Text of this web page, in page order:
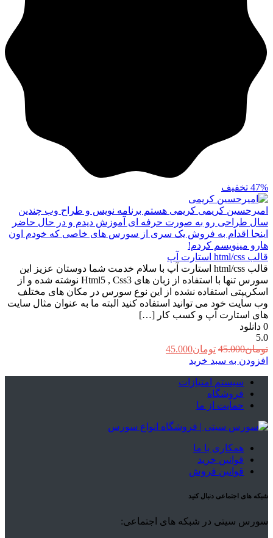
47% تخفیف
امیرحسین کریمی کریمی هستم برنامه نویس و طراح وب چندین
سال طراحی رو به صورت حرفه ای آموزش دیدم و در حال حاضر
اینجا اقدام به فروش یک سری از سورس های خاصی که خودم اون
هارو مینویسم کردم!
قالب html/css استارت آپ
قالب html/css استارت آپ با سلام خدمت شما دوستان عزیز این
سورس تنها با استفاده از زبان های Html5 , Css3 نوشته شده و از
اسکریپتی استفاده نشده از این نوع سورس در مکان های مختلف
وب سایت خود می توانید استفاده کنید البته ما به عنوان مثال سایت
های استارت آپ و کسب کار […]
0 دانلود
5.0
تومان45.000 قیمت
اصلی:
بود.
تومان45.000قیمت
افزودن به سبد خرید
سیستم امتیازات
فروشگاه
حمایت از ما
همکاری با ما
قوانین خرید
قوانین فروش
شبکه های اجتماعی دنبال کنید
سورس سیتی در شبکه های اجتماعی: